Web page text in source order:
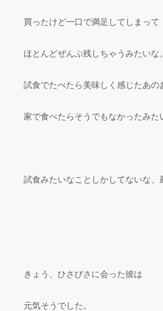
買ったけど一口で満足してしまって
ほとんどぜんぶ残しちゃうみたいな。
試食でたべたら美味しく感じたあの
家で食べたらそうでもなかったみた
試食みたいなことしかしてないな、
きょう、ひさびさに会った彼は
元気そうでした。